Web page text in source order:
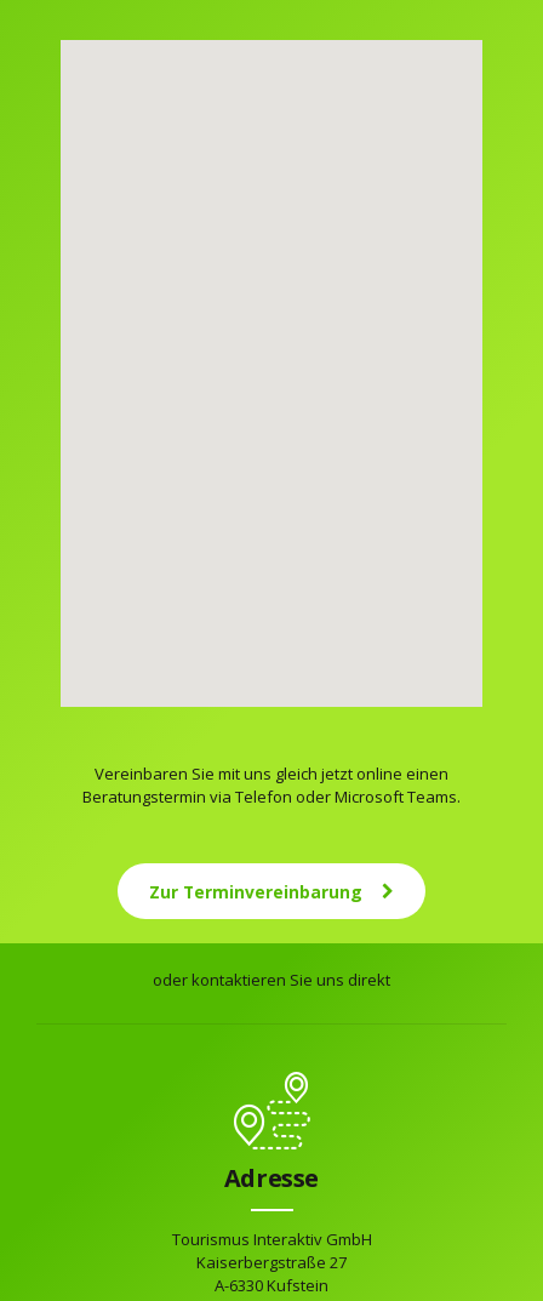
Vereinbaren Sie mit uns gleich jetzt online einen
Beratungstermin via Telefon oder Microsoft Teams.
Zur Terminvereinbarung
oder kontaktieren Sie uns direkt
Adresse
Tourismus Interaktiv GmbH
Kaiserbergstraße 27
A-6330 Kufstein